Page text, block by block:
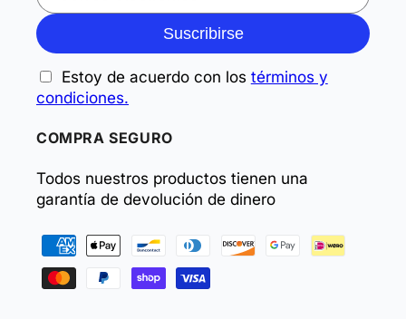
Suscribirse
Estoy de acuerdo con los términos y
condiciones.
COMPRA SEGURO
Todos nuestros productos tienen una
garantía de devolución de dinero
de
pago